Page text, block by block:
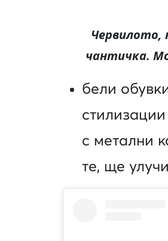
Червилото,
чантичка.
бели
с метални
те, ще